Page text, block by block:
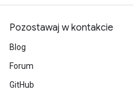
Pozostawaj w kontakcie
Blog
Forum
GitHub